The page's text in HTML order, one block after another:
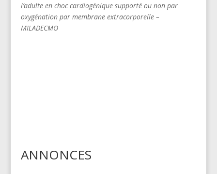
l’adulte en choc cardiogénique supporté ou non par
oxygénation par membrane extracorporelle –
MILADECMO
ANNONCES